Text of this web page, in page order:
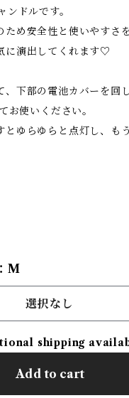
ドルです。
ため安全性と使いやすさ
に演出してくれます♡
、下部の電池カバーを回
お使いください。
とゆらゆらと点灯し、も
M
選択なし
shipping
Add to cart